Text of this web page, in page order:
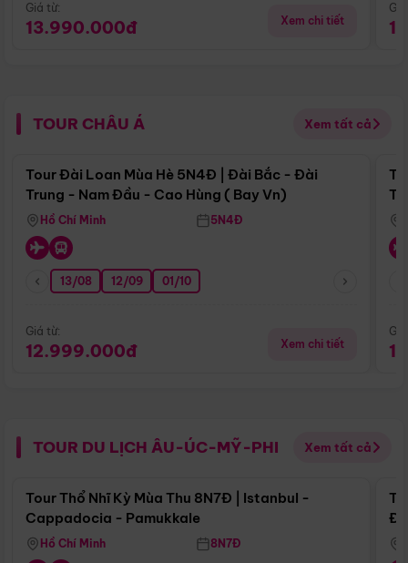
Giá từ:
13.990.000đ Xem chi tiết
TOUR CHÂU Á Xem tất cả
Điểm nổi bật
Tour Đài Loan Mùa Hè 5N4Đ | Đài Bắc - Đài
Trung - Nam Đầu - Cao Hùng ( Bay Vn)
Hồ Chí Minh 5N4Đ
13/08 12/09 01/10
Giá từ:
12.999.000đ Xem chi tiết
TOUR DU LỊCH ÂU-ÚC-MỸ-PHI Xem tất cả
Điểm nổi bật
Tour Thổ Nhĩ Kỳ Mùa Thu 8N7Đ | Istanbul -
Cappadocia - Pamukkale
Hồ Chí Minh 8N7Đ